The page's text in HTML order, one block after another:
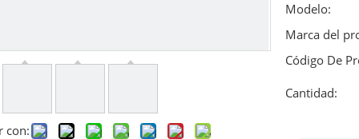
con:
Modelo:
Marca del
Código De
Cantidad: